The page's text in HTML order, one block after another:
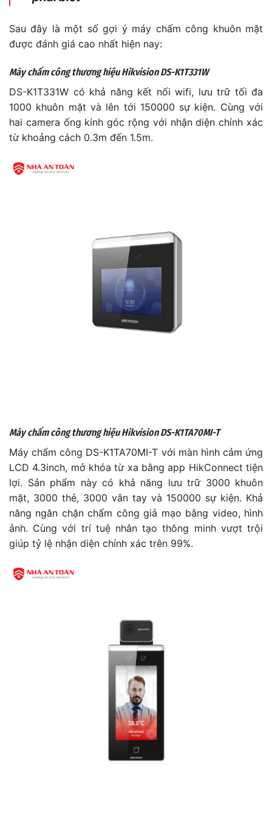
Sau đây là một số gợi ý máy chấm công khuôn mặt
được đánh giá cao nhất hiện nay:
Máy chấm công thương hiệu Hikvision DS-K1T331W
DS-K1T331W có khả năng kết nối wifi, lưu trữ tối đa
1000 khuôn mặt và lên tới 150000 sự kiện. Cùng với
hai camera ống kính góc rộng với nhận diện chính xác
từ khoảng cách 0.3m đến 1.5m.
Máy chấm công thương hiệu Hikvision DS-K1TA70MI-T
Máy chấm công DS-K1TA70MI-T với màn hình cảm ứng
LCD 4.3inch, mở khóa từ xa bằng app HikConnect tiện
lợi. Sản phẩm này có khả năng lưu trữ 3000 khuôn
mặt, 3000 thẻ, 3000 vân tay và 150000 sự kiện. Khả
năng ngăn chặn chấm công giả mạo bằng video, hình
ảnh. Cùng với trí tuệ nhân tạo thông minh vượt trội
giúp tỷ lệ nhận diện chính xác trên 99%.